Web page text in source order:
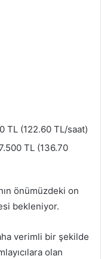
TL (122.60 TL/saat)
TL (136.70
önümüzdeki on
bekleniyor.
verimli bir şekilde
olan